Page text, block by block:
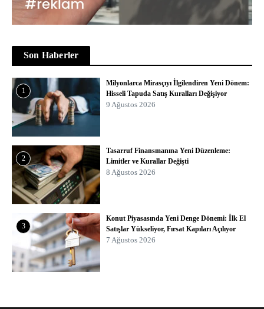
Son Haberler
1
Milyonlarca Mirasçıyı İlgilendiren Yeni Dönem:
Hisseli Tapuda Satış Kuralları Değişiyor
9 Ağustos 2026
2
Tasarruf Finansmanına Yeni Düzenleme:
Limitler ve Kurallar Değişti
8 Ağustos 2026
3
Konut Piyasasında Yeni Denge Dönemi: İlk El
Satışlar Yükseliyor, Fırsat Kapıları Açılıyor
7 Ağustos 2026